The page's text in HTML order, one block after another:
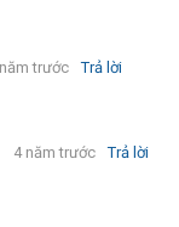
trước
Trả lời
4 năm trước
Trả lời